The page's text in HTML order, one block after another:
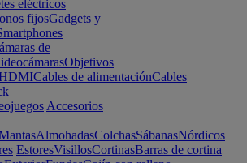
eléctricos
fijosGadgets y
de
Objetivos
Cables de alimentaciónCables
Accesorios
AlmohadasColchasSábanasNórdicos
EstoresVisillosCortinasBarras de cortina